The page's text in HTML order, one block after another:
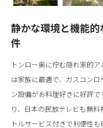
静かな環境と機能
件
トンロー奥に佇む隠れ家的
は家族に最適で、ガスコン
ン設備がお料理好きに好評
り、日本の民放テレビも無
トルサービス付きで利便性